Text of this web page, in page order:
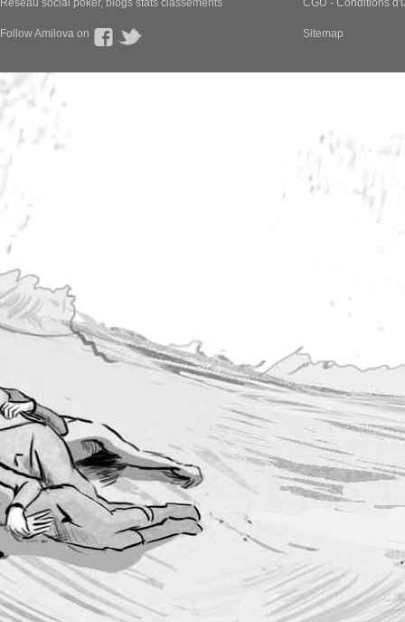
Réseau social poker, blogs stats classements CGU - Conditions
Follow Amilova on Sitemap